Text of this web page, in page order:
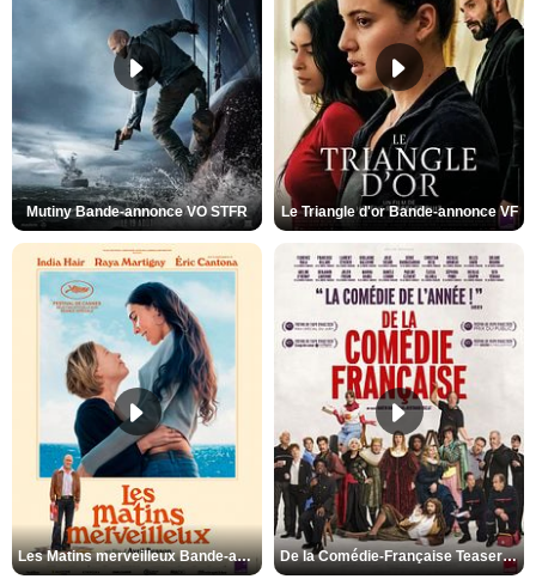
Mutiny Bande-annonce VO STFR Le Triangle d'or Bande-annonce VF
Les Matins merveilleux Bande-annonce VF De la Comédie-Française Teaser VF